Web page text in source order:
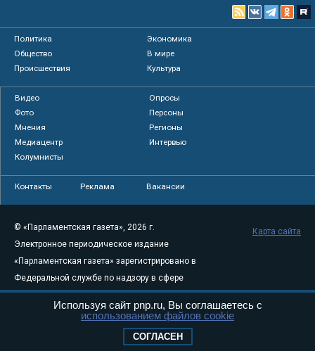
Политика
Экономика
Общество
В мире
Происшествия
Культура
Видео
Опросы
Фото
Персоны
Мнения
Регионы
Медиацентр
Интервью
Колумнисты
Контакты Реклама Вакансии
© «Парламентская газета», 2026 г.
Электронное периодическое издание
«Парламентская газета» зарегистрировано в
Федеральной службе по надзору в сфере
связи, информационных технологий и
массовых коммуникаций (Роскомнадзор) 05
Свидетельство о регистрации Эл № ФС77-
Карта сайта
Используя сайт pnp.ru, Вы соглашаетесь с
использованием файлов cookie
СОГЛАСЕН